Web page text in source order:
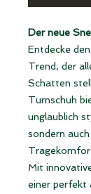
Der neue
Entdecke
Trend, der
Schatten
Turnschuh
unglaublich
sondern
Mit
einer perfekt